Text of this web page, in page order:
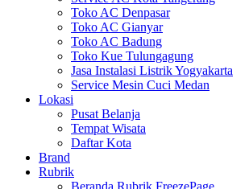
Toko AC Denpasar
Toko AC Gianyar
Toko AC Badung
Toko Kue Tulungagung
Jasa Instalasi Listrik Yogyakarta
Service Mesin Cuci Medan
Lokasi
Pusat Belanja
Tempat Wisata
Daftar Kota
Brand
Rubrik
Beranda Rubrik FreezePage